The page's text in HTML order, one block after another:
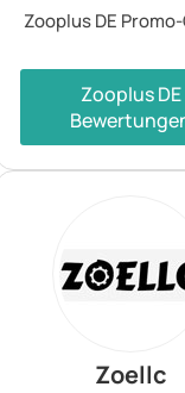
Zooplus DE
Zooplus DE
Zoellc